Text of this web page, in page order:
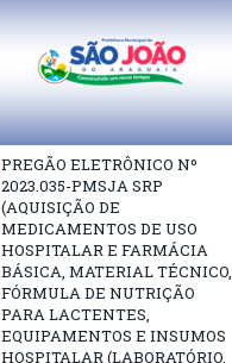
PREGÃO ELETRÔNICO Nº
2023.035-PMSJA SRP
(AQUISIÇÃO DE
MEDICAMENTOS DE USO
HOSPITALAR E FARMÁCIA
BÁSICA, MATERIAL TÉCNICO,
FÓRMULA DE NUTRIÇÃO
PARA LACTENTES,
EQUIPAMENTOS E INSUMOS
HOSPITALAR (LABORATÓRIO,